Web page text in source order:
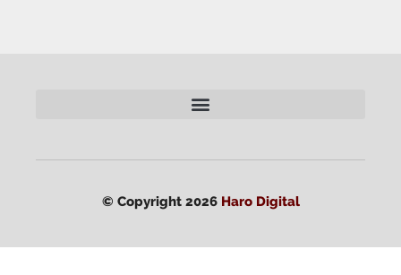
© Copyright 2026 Haro Digital